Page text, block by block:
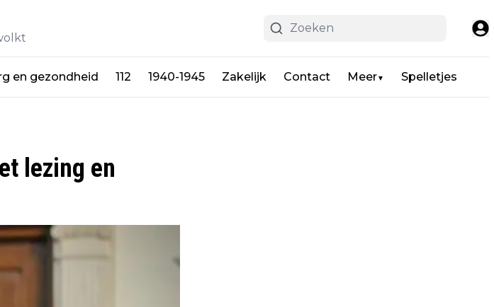
en gezondheid 112 1940-1945 Zakelijk Contact Meer▼ Spelletjes
lezing en